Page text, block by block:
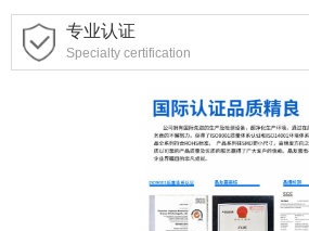
专业认证
Specialty certification